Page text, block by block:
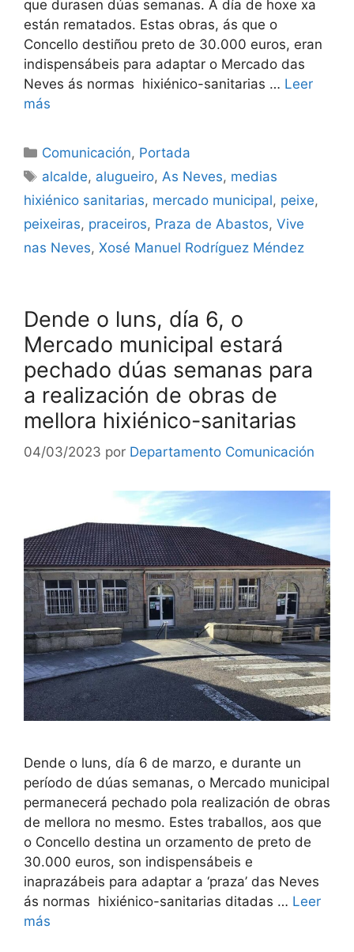
que durasen dúas semanas. A día de hoxe xa
están rematados. Estas obras, ás que o
Concello destiñou preto de 30.000 euros, eran
indispensábeis para adaptar o Mercado das
Neves ás normas hixiénico-sanitarias … Leer
más
Comunicación, Portada
alcalde, alugueiro, As Neves, medias
hixiénico sanitarias, mercado municipal, peixe,
peixeiras, praceiros, Praza de Abastos, Vive
nas Neves, Xosé Manuel Rodríguez Méndez
Dende o luns, día 6, o
Mercado municipal estará
pechado dúas semanas para
a realización de obras de
mellora hixiénico-sanitarias
04/03/2023 por Departamento Comunicación
Dende o luns, día 6 de marzo, e durante un
período de dúas semanas, o Mercado municipal
permanecerá pechado pola realización de obras
de mellora no mesmo. Estes traballos, aos que
o Concello destina un orzamento de preto de
30.000 euros, son indispensábeis e
inaprazábeis para adaptar a ‘praza’ das Neves
ás normas hixiénico-sanitarias ditadas … Leer
más